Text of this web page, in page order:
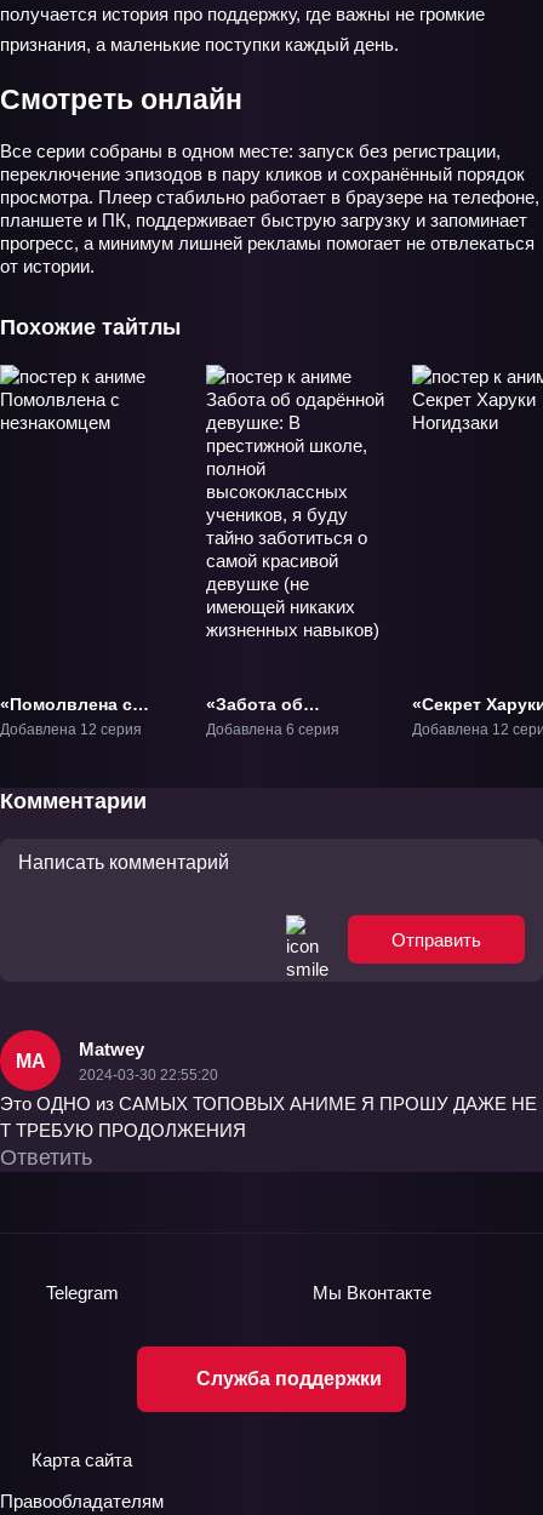
получается история про поддержку, где важны не громкие
признания, а маленькие поступки каждый день.
Смотреть онлайн
Все серии собраны в одном месте: запуск без регистрации,
переключение эпизодов в пару кликов и сохранённый порядок
просмотра. Плеер стабильно работает в браузере на телефоне,
планшете и ПК, поддерживает быструю загрузку и запоминает
прогресс, а минимум лишней рекламы помогает не отвлекаться
от истории.
Похожие тайтлы
«Помолвлена с
незнакомцем» ТВ-1
Добавлена 12 серия
«Забота об
одарённой девушке:
самой красивой
жизненных
навыков)» ТВ-1
Добавлена 6 серия
«Секрет
Ногидзаки»
Добавлена 12
Комментарии
Отправить
MA
Matwey
2024-03-30 22:55:20
Это ОДНО из САМЫХ ТОПОВЫХ АНИМЕ Я ПРОШУ ДАЖЕ НЕ
Т ТРЕБУЮ ПРОДОЛЖЕНИЯ
Ответить
Служба поддержки
Telegram Мы Вконтакте
Карта сайта
Правообладателям